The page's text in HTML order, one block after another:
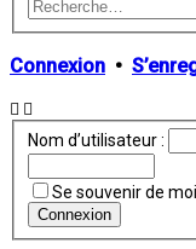
Connexion •
Nom d’utilisateur :
Se souvenir de moi